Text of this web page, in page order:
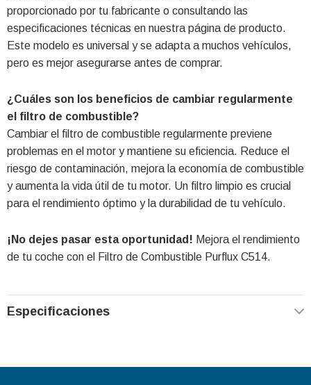
proporcionado por tu fabricante o consultando las
especificaciones técnicas en nuestra página de producto.
Este modelo es universal y se adapta a muchos vehículos,
pero es mejor asegurarse antes de comprar.
¿Cuáles son los beneficios de cambiar regularmente
el filtro de combustible?
Cambiar el filtro de combustible regularmente previene
problemas en el motor y mantiene su eficiencia. Reduce el
riesgo de contaminación, mejora la economía de combustible
y aumenta la vida útil de tu motor. Un filtro limpio es crucial
para el rendimiento óptimo y la durabilidad de tu vehículo.
¡No dejes pasar esta oportunidad! Mejora el rendimiento
de tu coche con el Filtro de Combustible Purflux C514.
Especificaciones